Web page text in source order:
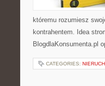
któremu rozumiesz
kontrahentem. Idea
BlogdlaKonsumenta.pl
CATEGORIES: